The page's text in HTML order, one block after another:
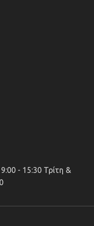
- 15:30 Τρίτη &